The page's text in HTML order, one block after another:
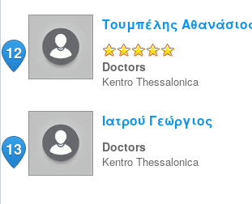
12
Τουμπέλης
Doctors
Kentro Thessalonica
13
Ιατρού Γεώργιος
Doctors
Kentro Thessalonica